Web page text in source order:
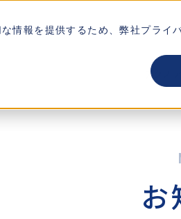
情報を提供するため、弊社プライ
テクノ
お